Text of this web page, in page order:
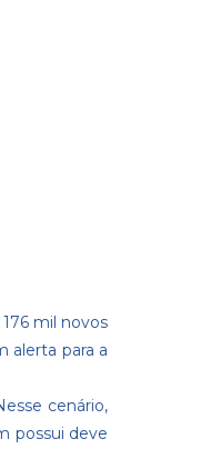
mil novos
alerta para a
cenário,
possui deve